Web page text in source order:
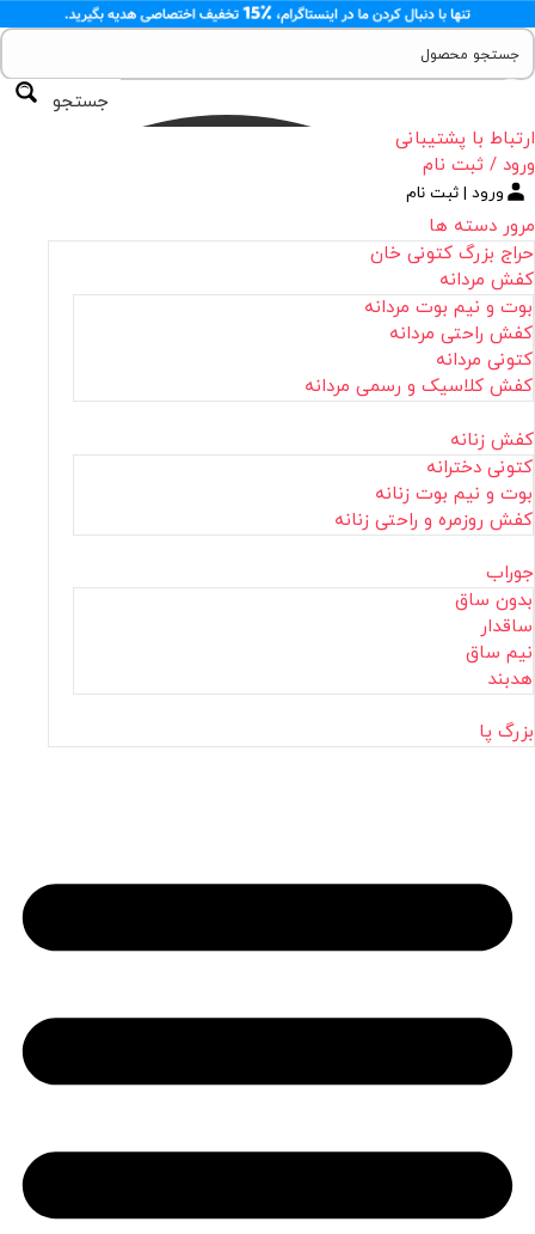
جستجو
ارتباط با پشتیبانی
ورود / ثبت نام
ورود | ثبت نام
مرور دسته ها
حراج بزرگ کتونی خان
کفش مردانه
بوت و نیم بوت مردانه
کفش راحتی مردانه
کتونی مردانه
کفش کلاسیک و رسمی مردانه
کفش زنانه
کتونی دخترانه
بوت و نیم بوت زنانه
کفش روزمره و راحتی زنانه
جوراب
بدون ساق
ساقدار
نیم ساق
هدبند
بزرگ پا